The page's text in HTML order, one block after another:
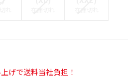
げで送料当社負担！